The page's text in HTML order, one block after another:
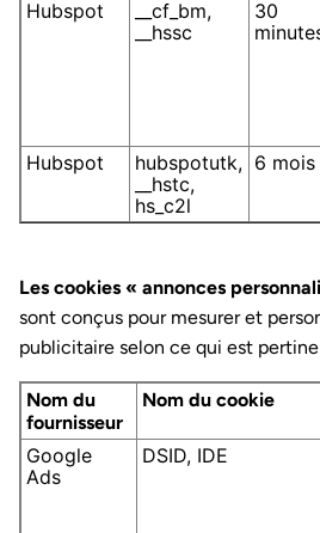
Hubspot
__cf_bm,
__hssc
30
Hubspot
hubspotutk,
__hstc,
hs_c2l
6 mois
Les cookies « annonces
sont conçus pour mesurer et
publicitaire selon ce qui est
Nom du
fournisseur
Nom du cookie
Google
Ads
DSID, IDE